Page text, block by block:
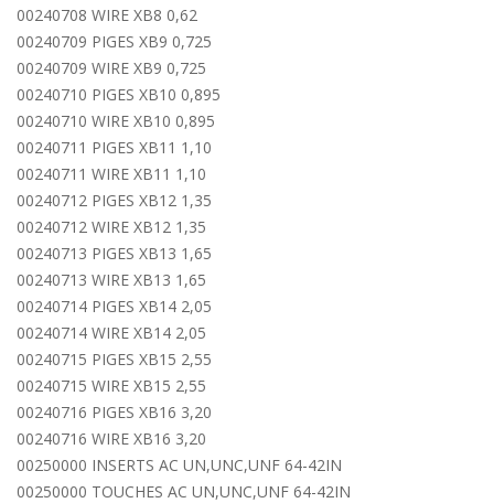
00240708 WIRE XB8 0,62
00240709 PIGES XB9 0,725
00240709 WIRE XB9 0,725
00240710 PIGES XB10 0,895
00240710 WIRE XB10 0,895
00240711 PIGES XB11 1,10
00240711 WIRE XB11 1,10
00240712 PIGES XB12 1,35
00240712 WIRE XB12 1,35
00240713 PIGES XB13 1,65
00240713 WIRE XB13 1,65
00240714 PIGES XB14 2,05
00240714 WIRE XB14 2,05
00240715 PIGES XB15 2,55
00240715 WIRE XB15 2,55
00240716 PIGES XB16 3,20
00240716 WIRE XB16 3,20
00250000 INSERTS AC UN,UNC,UNF 64-42IN
00250000 TOUCHES AC UN,UNC,UNF 64-42IN